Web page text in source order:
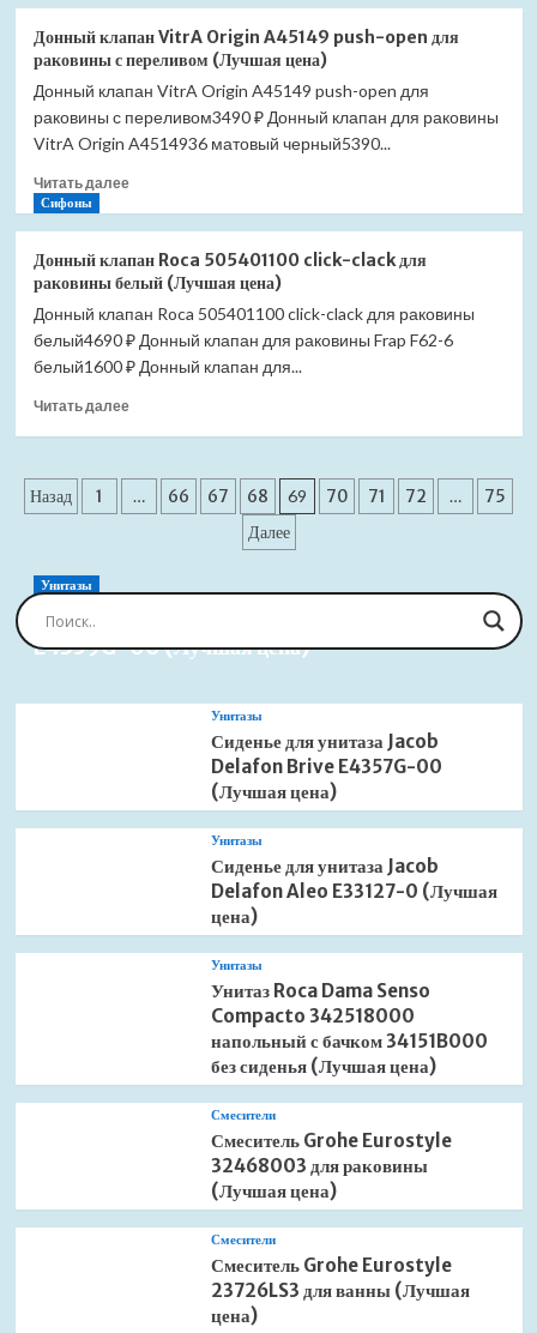
сенсорное
(Лучшая
Ведро
для
мусора
JAVA
S-
882-
9
сенсорное
(Лучшая
цена)
Донный клапан VitrA Origin A45149 push-open для
раковины с переливом (Лучшая цена)
Донный клапан VitrA Origin A45149 push-open для
раковины с переливом3490 ₽ Донный клапан для раковины
VitrA Origin A4514936 матовый черный5390...
Читать далееПрочитать
клапан
VitrA
Origin
A45149
push-
для
переливом
(Лучшая
Сифоны
Донный клапан Roca 505401100 click-clack для
раковины белый (Лучшая цена)
Донный клапан Roca 505401100 click-clack для раковины
белый4690 ₽ Донный клапан для раковины Frap F62-6
белый1600 ₽ Донный клапан для...
Читать далееПрочитать
клапан
Roca
белый
Пагинация
Назад 1 … 66 67 68 69 70 71 72 …
75
Далее
Унитазы
Сиденье для унитаза Jacob Delafon Brive
E4359G-00 (Лучшая цена)
Унитазы
Сиденье для унитаза Jacob
Delafon Brive E4357G-00
(Лучшая цена)
Унитазы
Сиденье для унитаза Jacob
Delafon Aleo E33127-0 (Лучшая
цена)
Унитазы
Унитаз Roca Dama Senso
Compacto 342518000
напольный с бачком 34151B000
без сиденья (Лучшая цена)
Смесители
Смеситель Grohe Eurostyle
32468003 для раковины
(Лучшая цена)
Смесители
Смеситель Grohe Eurostyle
23726LS3 для ванны (Лучшая
цена)